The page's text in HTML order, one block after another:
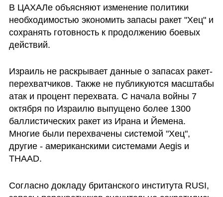
В ЦАХАЛе объясняют изменение политики
необходимостью экономить запасы ракет "Хец" и
сохранять готовность к продолжению боевых
действий.
Израиль не раскрывает данные о запасах ракет-
перехватчиков. Также не публикуются масштабы
атак и процент перехвата. С начала войны 7
октября по Израилю выпущено более 1300
баллистических ракет из Ирана и Йемена.
Многие были перехвачены системой "Хец",
другие - американскими системами Aegis и
THAAD.
Согласно докладу британского института RUSI,